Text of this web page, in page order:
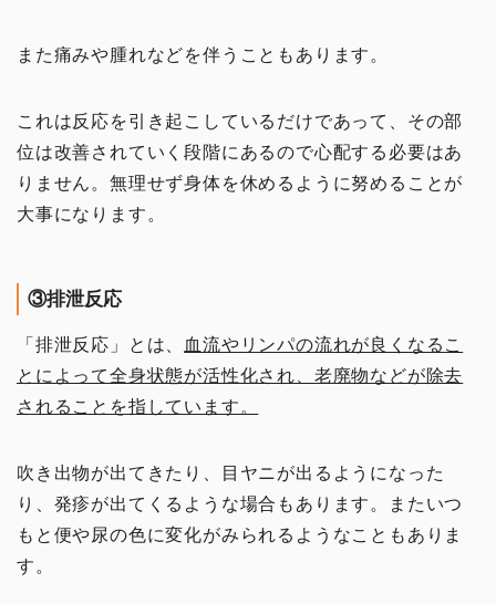
また痛みや腫れなどを伴うこともあります。
これは反応を引き起こしているだけであって、その部
位は改善されていく段階にあるので心配する必要はあ
りません。無理せず身体を休めるように努めることが
大事になります。
③排泄反応
「排泄反応」とは、
血流やリンパの流れが良くなるこ
とによって全身状態が活性化され、老廃物などが除去
されることを指しています。
吹き出物が出てきたり、目ヤニが出るようになった
り、発疹が出てくるような場合もあります。またいつ
もと便や尿の色に変化がみられるようなこともありま
す。